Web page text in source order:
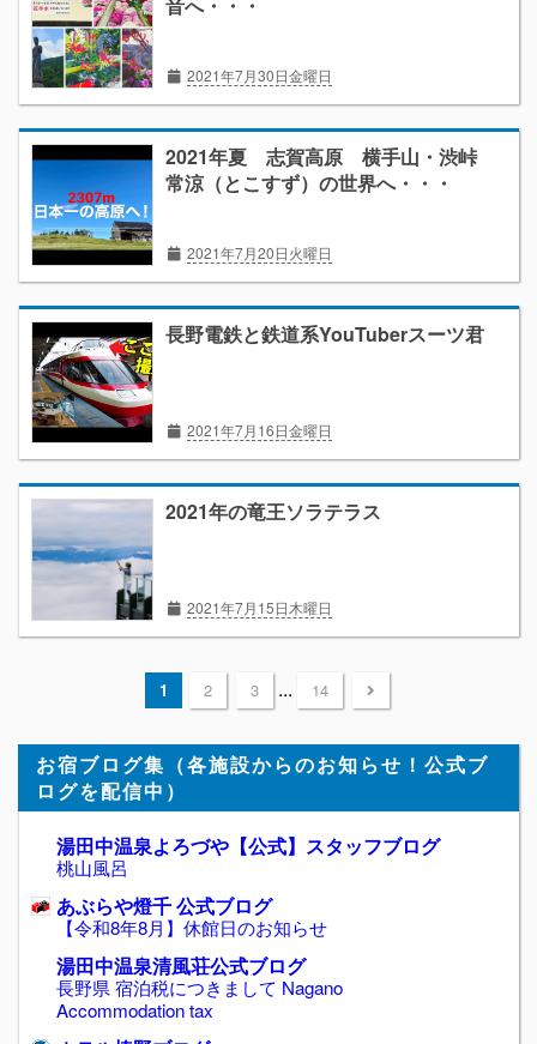
音へ・・・
2021年7月30日金曜日
2021年夏 志賀高原 横手山・渋峠
常涼（とこすず）の世界へ・・・
2021年7月20日火曜日
長野電鉄と鉄道系YouTuberスーツ君
2021年7月16日金曜日
2021年の竜王ソラテラス
2021年7月15日木曜日
1 2 3 ... 14
お宿ブログ集（各施設からのお知らせ！公式ブ
ログを配信中）
湯田中温泉よろづや【公式】スタッフブログ
桃山風呂
あぶらや燈千 公式ブログ
【令和8年8月】休館日のお知らせ
湯田中温泉清風荘公式ブログ
長野県 宿泊税につきまして Nagano
Accommodation tax